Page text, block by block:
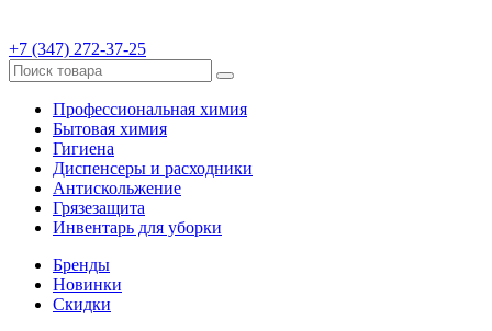
+7 (347) 272-37-25
Профессиональная химия
Бытовая химия
Гигиена
Диспенсеры и расходники
Антискольжение
Грязезащита
Инвентарь для уборки
Бренды
Новинки
Скидки